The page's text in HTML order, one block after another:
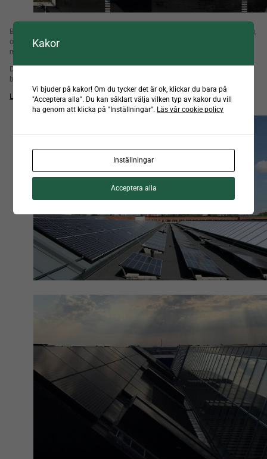
Bussdepå Ljungarum är ett nytt landmärke utmed Industrigatan i Jönköping,
och en depå för minst 100 bussar och arbetsplats för flera hundra
medarbetare.
Den nya anläggningen på Ljungarum i Jönköping är Sveriges modernaste
bussdepå, där logistiken och arbetsmiljön har varit i fokus
Läs mer om projektet här
Kakor
Vi bjuder på kakor! Om du tycker det är ok, klickar du bara på
"Acceptera alla". Du kan såklart välja vilken typ av kakor du vill
ha genom att klicka på "Inställningar". Läs vår cookie policy
Inställningar
Acceptera alla